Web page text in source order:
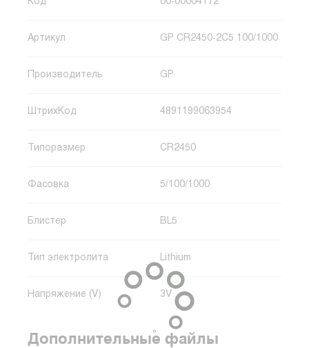
Артикул GP CR2450-2C5 100/1000
Производитель GP
ШтрихКод 4891199063954
Типоразмер CR2450
Фасовка 5/100/1000
Блистер BL5
Тип электролита Lithium
Напряжение (V) 3V
Дополнительные файлы